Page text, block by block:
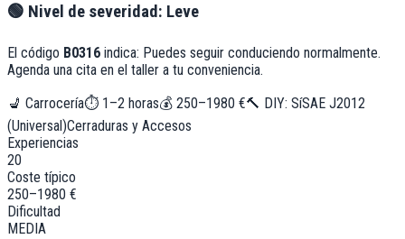
🟢 Nivel de severidad: Leve
El código B0316 indica: Puedes seguir conduciendo normalmente.
Agenda una cita en el taller a tu conveniencia.
💺 Carrocería⏱ 1–2 horas💰 250–1980 €🔨 DIY: SíSAE J2012
(Universal)Cerraduras y Accesos
Experiencias
20
Coste típico
250–1980 €
Dificultad
MEDIA